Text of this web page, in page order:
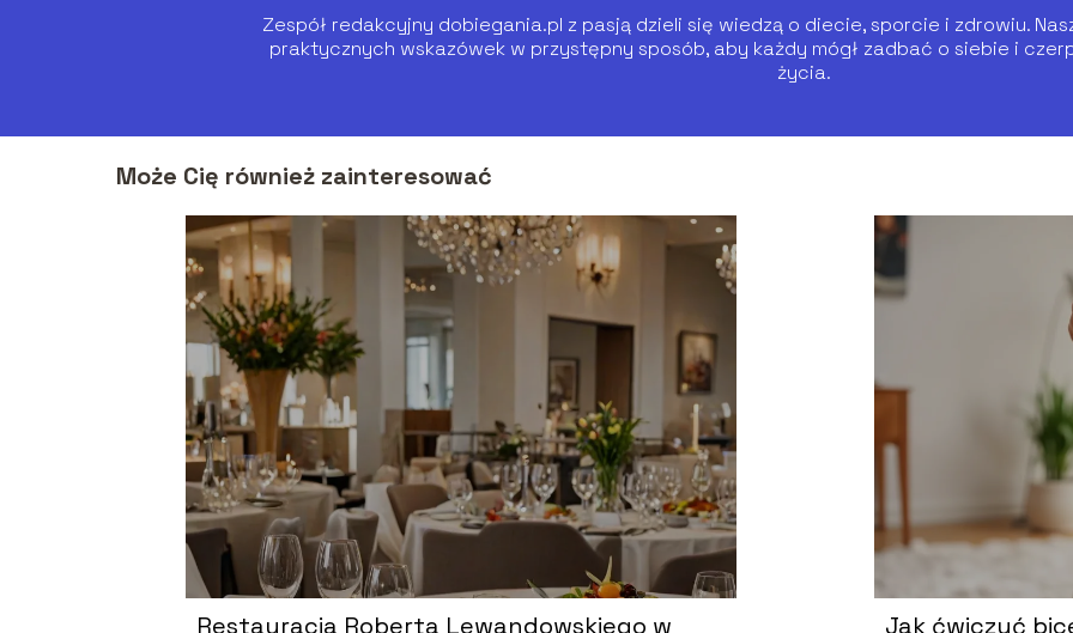
Zespół redakcyjny dobiegania.pl z pasją dzieli się wiedzą o diecie, sporcie i zdrowiu.
praktycznych wskazówek w przystępny sposób, aby każdy mógł zadbać o siebie i
życia.
Może Cię również zainteresować
Restauracja Roberta Lewandowskiego w Jak ćwiczyć